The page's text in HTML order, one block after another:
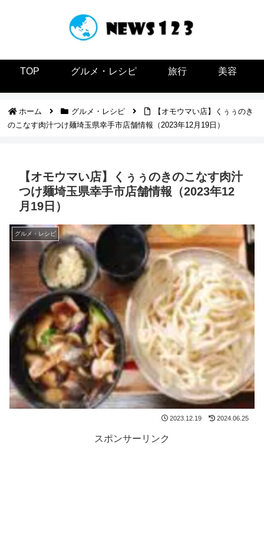
TOP グルメ・レシピ 旅行 美容
ホーム グルメ・レシピ
【オモウマい店】くぅぅのき
のこなす肉汁つけ麺埼玉県幸手市店舗情報（2023年12月19日）
【オモウマい店】くぅぅのきのこなす肉汁
つけ麺埼玉県幸手市店舗情報（2023年12
月19日）
グルメ・レシピ
2023.12.19 2024.06.25
スポンサーリンク